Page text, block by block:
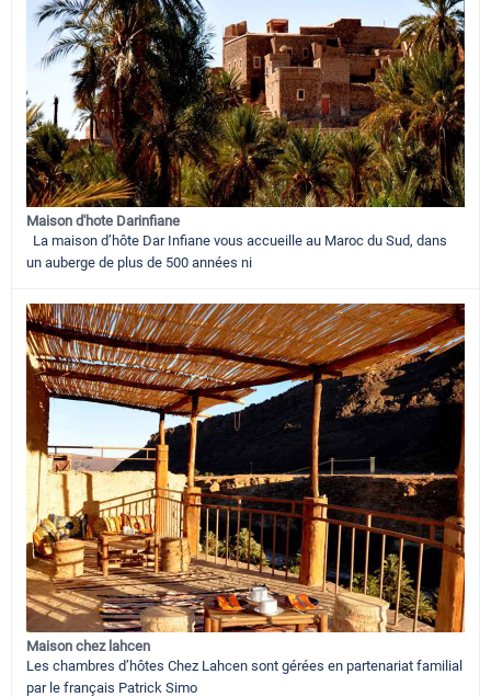
Maison d'hote Darinfiane
La maison d’hôte Dar Infiane vous accueille au Maroc du Sud, dans
un auberge de plus de 500 années ni
Maison chez lahcen
Les chambres d’hôtes Chez Lahcen sont gérées en partenariat familial
par le français Patrick Simo